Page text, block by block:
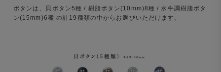
ボタンは、貝ボタン5種 / 樹脂ボタン(10mm)8種 / 水牛調樹脂ボタ
ン(15mm)6種 の計19種類の中からお選びいただけます。